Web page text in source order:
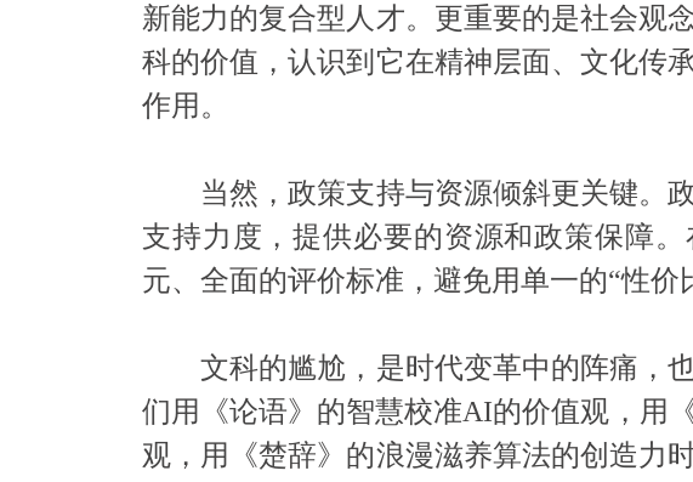
新能力的复合型人才。更重要的是社会观
科的价值，认识到它在精神层面、文化传
作用。
当然，政策支持与资源倾斜更关键。政
支持力度，提供必要的资源和政策保障
元、全面的评价标准，避免用单一的“性价
文科的尴尬，是时代变革中的阵痛，也
们用《论语》的智慧校准AI的价值观，用
观，用《楚辞》的浪漫滋养算法的创造力